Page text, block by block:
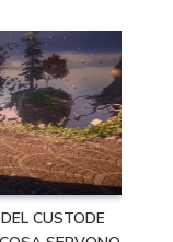
CUSTODE